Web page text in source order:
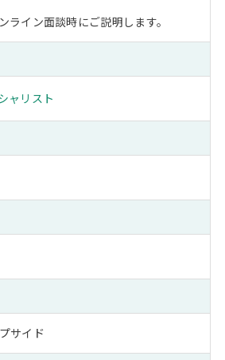
イン面談時にご説明します。
ャリスト
サイド